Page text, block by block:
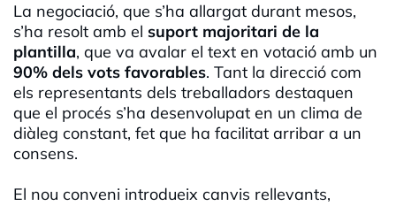
La negociació, que s’ha allargat durant mesos,
s’ha resolt amb el suport majoritari de la
plantilla, que va avalar el text en votació amb un
90% dels vots favorables. Tant la direcció com
els representants dels treballadors destaquen
que el procés s’ha desenvolupat en un clima de
diàleg constant, fet que ha facilitat arribar a un
consens.
El nou conveni introdueix canvis rellevants,